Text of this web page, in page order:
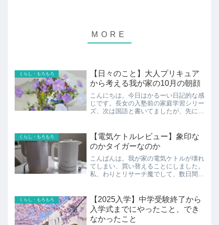
くらし・もろもろ
【日々のこと】大人プリキュア
から考える我が家の10月の朝顔
こんにちは。今日はかるーい日記的な感
じです。長女の入塾前の家庭学習シリー
ズ、次は国語と書いてましたが、先に昨
ね。次女の朝顔、確か6月下旬頃から咲
きだし、8月には一度下火...
くらし・もろもろ
【電気ケトルレビュー】象印な
のかタイガーなのか
こんばんは。我が家の電気ケトルが壊れ
てしまい、買い替えることにしました。
私、わりとリサーチ魔でして、数日間調
10年使った象印これまで使っていた電
気ケトルは、長女の妊娠で里...
くらし・もろもろ
【2025入学】中学受験終了から
入学式までにやったこと、でき
なかったこと